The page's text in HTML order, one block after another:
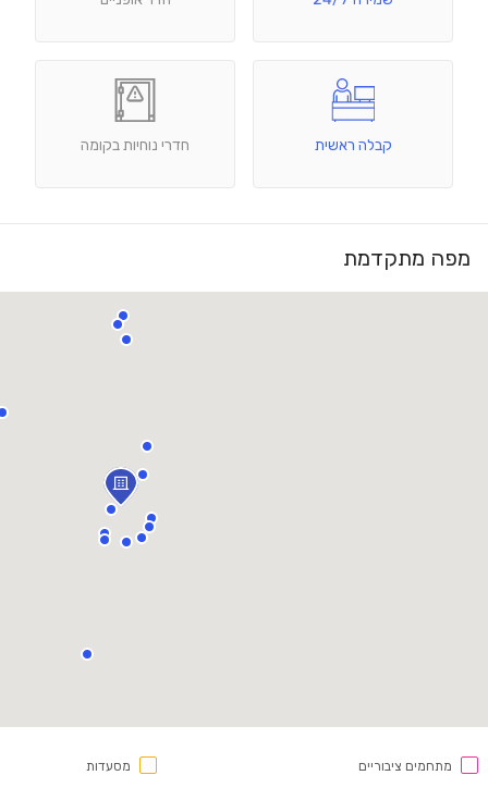
קבלה ראשית חדרי נוחיות בקומה
מפה מתקדמת
מתחמים ציבוריים מסעדות